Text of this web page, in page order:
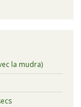
la mudra)